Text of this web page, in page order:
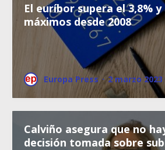
El euríbor supera el 3,8% y
máximos desde 2008
Europa Press · 2 marzo 2023
Calviño asegura que no
decisión tomada sobre